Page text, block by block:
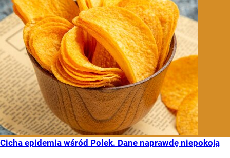
Cicha epidemia wśród Polek. Dane naprawdę niepokoją